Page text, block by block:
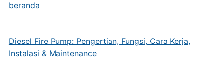
beranda
Diesel Fire Pump: Pengertian, Fungsi, Cara Kerja,
Instalasi & Maintenance